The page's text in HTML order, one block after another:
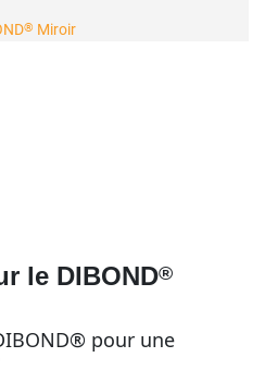
® Miroir
le DIBOND®
pour une